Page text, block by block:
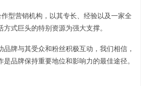
型营销机构，以其专长、经验以及一家全
式巨头的特别资源为强大支撑。
牌与其受众和粉丝积极互动，我们相信，
品牌保持重要地位和影响力的最佳途径。